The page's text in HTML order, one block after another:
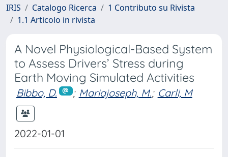
IRIS Catalogo Ricerca
1 Contributo su Rivista
1.1 Articolo in rivista
A Novel Physiological-Based System
to Assess Drivers’ Stress during
Earth Moving Simulated Activities
Bibbo, D. ; Mariajoseph, M.; Carli, M
2022-01-01